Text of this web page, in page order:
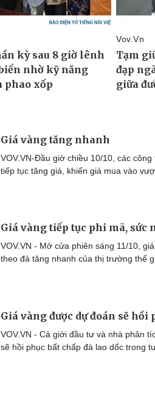
Giá vàng tăng nhanh
VOV.VN-Đầu giờ chiều 10/10, các
tiếp tục tăng giá, khiến giá mua vào
Giá vàng tiếp tục phi mã, sức
VOV.VN - Mở cửa phiên sáng 11/10,
theo đà tăng nhanh của thị trường thế
Giá vàng được dự đoán sẽ
VOV.VN - Cả giới đầu tư và nhà phân
sẽ hồi phục bất chấp đà lao dốc trong